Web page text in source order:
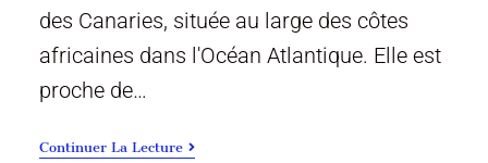
des Canaries, située au large des côtes
africaines dans l'Océan Atlantique. Elle est
proche de…
Continuer La Lecture